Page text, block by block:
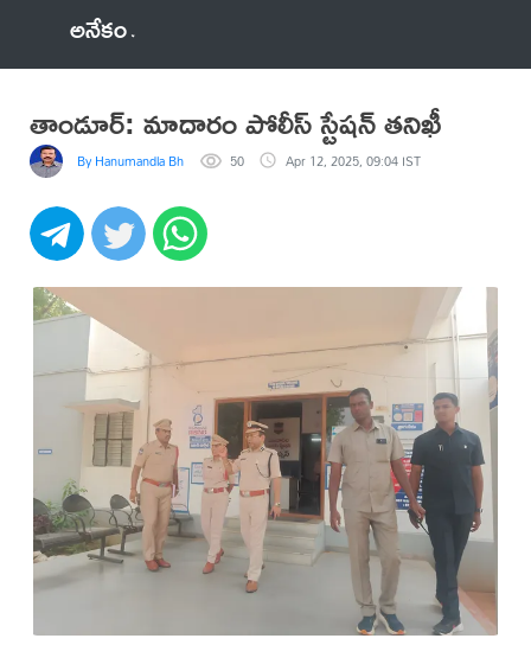
అనేకం
తాండూర్: మాదారం పోలీస్ స్టేషన్ తనిఖీ
By Hanumandla Bhadraiah 50 Apr 12, 2025, 09:04 IST